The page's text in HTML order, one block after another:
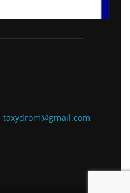
taxydrom@gmail.com